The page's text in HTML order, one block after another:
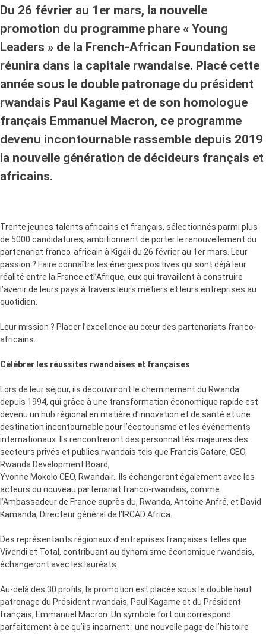
Du 26 février au 1er mars, la nouvelle
promotion du programme phare « Young
Leaders » de la French-African Foundation se
réunira dans la capitale rwandaise. Placé cette
année sous le double patronage du président
rwandais Paul Kagame et de son homologue
français Emmanuel Macron, ce programme
devenu incontournable rassemble depuis 2019
la nouvelle génération de décideurs français et
africains.
Trente jeunes talents africains et français, sélectionnés parmi plus
de 5000 candidatures, ambitionnent de porter le renouvellement du
partenariat franco-africain à Kigali du 26 février au 1er mars. Leur
passion ? Faire connaître les énergies positives qui sont déjà leur
réalité entre la France etl’Afrique, eux qui travaillent à construire
l’avenir de leurs pays à travers leurs métiers et leurs entreprises au
quotidien.
Leur mission ? Placer l’excellence au cœur des partenariats franco-
africains.
Célébrer les réussites rwandaises et françaises
Lors de leur séjour, ils découvriront le cheminement du Rwanda
depuis 1994, qui grâce à une transformation économique rapide est
devenu un hub régional en matière d’innovation et de santé et une
destination incontournable pour l’écotourisme et les événements
internationaux. Ils rencontreront des personnalités majeures des
secteurs privés et publics rwandais tels que Francis Gatare, CEO,
Rwanda Development Board,
Yvonne Mokolo CEO, Rwandair.. Ils échangeront également avec les
acteurs du nouveau partenariat franco-rwandais, comme
l’Ambassadeur de France auprès du, Rwanda, Antoine Anfré, et David
Kamanda, Directeur général de l’IRCAD Africa.
Des représentants régionaux d’entreprises françaises telles que
Vivendi et Total, contribuant au dynamisme économique rwandais,
échangeront avec les lauréats.
Au-delà des 30 profils, la promotion est placée sous le double haut
patronage du Président rwandais, Paul Kagame et du Président
français, Emmanuel Macron. Un symbole fort qui correspond
parfaitement à ce qu’ils incarnent : une nouvelle page de l’histoire